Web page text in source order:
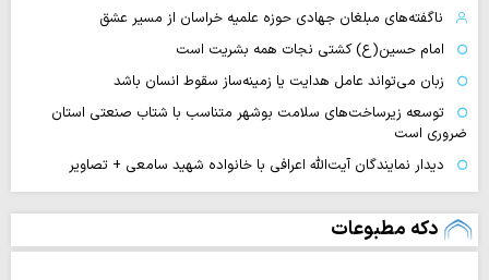
ناگفته‌های مبلغان جهادی حوزه علمیه خراسان از مسیر عشق
امام حسین(ع) کشتی نجات همه بشریت است
زبان می‌تواند عامل هدایت یا زمینه‌ساز سقوط انسان باشد
توسعه زیرساخت‌های سلامت بوشهر متناسب با شتاب صنعتی استان
ضروری است
دیدار نمایندگان آیت‌الله اعرافی با خانواده شهید سامعی + تصاویر
دکه مطبوعات